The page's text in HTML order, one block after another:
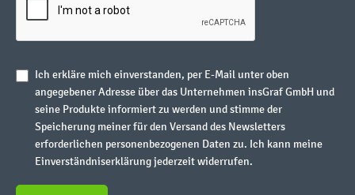
Ich erkläre mich einverstanden, per E-Mail unter oben
angegebener Adresse über das Unternehmen insGraf GmbH und
seine Produkte informiert zu werden und stimme der
Speicherung meiner für den Versand des Newsletters
erforderlichen personenbezogenen Daten zu. Ich kann meine
Einverständniserklärung jederzeit widerrufen.